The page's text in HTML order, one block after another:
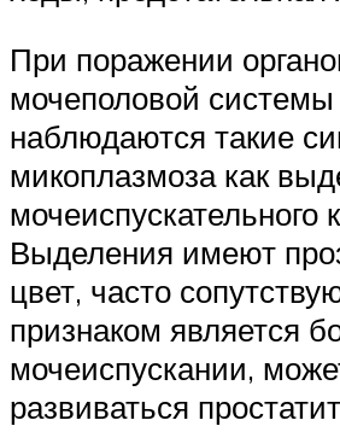
При поражении
мочеполовой системы
наблюдаются такие
микоплазмоза как
мочеиспускательного
Выделения имеют
цвет, часто
признаком является
мочеиспускании,
развиваться